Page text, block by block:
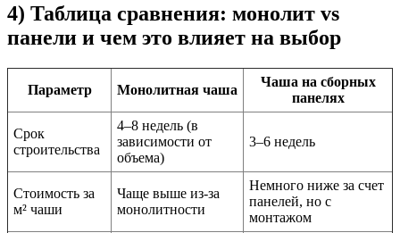
4) Таблица сравнения: монолит vs
панели и чем это влияет на выбор
Параметр Монолитная чаша
Чаша на сборных
панелях
Срок
строительства
4–8 недель (в
зависимости от
объема)
3–6 недель
Стоимость за
м² чаши
Чаще выше из-за
монолитности
Немного ниже за счет
панелей, но с
монтажом